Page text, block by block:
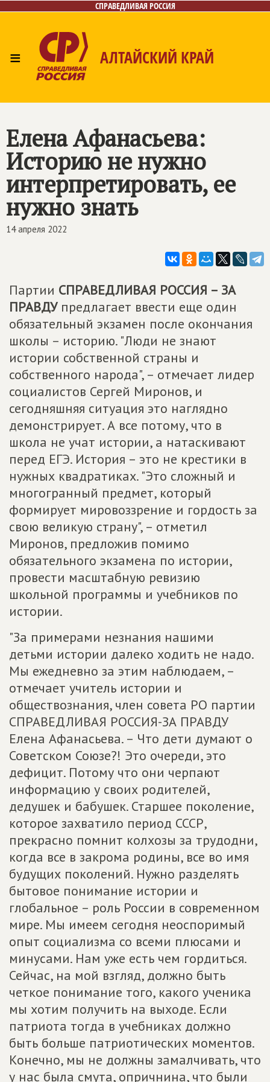
СПРАВЕДЛИВАЯ РОССИЯ
≡ АЛТАЙСКИЙ КРАЙ
Елена Афанасьева:
Историю не нужно
интерпретировать, ее
нужно знать
14 апреля 2022
Партии СПРАВЕДЛИВАЯ РОССИЯ – ЗА
ПРАВДУпредлагает ввести еще один
обязательный экзамен после окончания
школы – историю. "Люди не знают
истории собственной страны и
собственного народа", – отмечает лидер
социалистов Сергей Миронов, и
сегодняшняя ситуация это наглядно
демонстрирует. А все потому, что в
школа не учат истории, а натаскивают
перед ЕГЭ. История – это не крестики в
нужных квадратиках. "Это сложный и
многогранный предмет, который
формирует мировоззрение и гордость за
свою великую страну", – отметил
Миронов, предложив помимо
обязательного экзамена по истории,
провести масштабную ревизию
школьной программы и учебников по
истории.
"За примерами незнания нашими
детьми истории далеко ходить не надо.
Мы ежедневно за этим наблюдаем, –
отмечает учитель истории и
обществознания, член совета РО партии
СПРАВЕДЛИВАЯ РОССИЯ-ЗА ПРАВДУ
Елена Афанасьева. – Что дети думают о
Советском Союзе?! Это очереди, это
дефицит. Потому что они черпают
информацию у своих родителей,
дедушек и бабушек. Старшее поколение,
которое захватило период СССР,
прекрасно помнит колхозы за трудодни,
когда все в закрома родины, все во имя
будущих поколений. Нужно разделять
бытовое понимание истории и
глобальное – роль России в современном
мире. Мы имеем сегодня неоспоримый
опыт социализма со всеми плюсами и
минусами. Нам уже есть чем гордиться.
Сейчас, на мой взгляд, должно быть
четкое понимание того, какого ученика
мы хотим получить на выходе. Если
патриота тогда в учебниках должно
быть больше патриотических моментов.
Конечно, мы не должны замалчивать, что
у нас была смута, опричнина, что были